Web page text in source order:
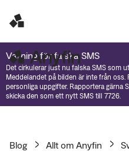
Varning för falska SMS
Det cirkulerar just nu falska SMS som
Meddelandet på bilden är inte från
personliga uppgifter. Rapportera gärna
skicka den som ett nytt SMS till 7726.
Blog Allt om Anyfin